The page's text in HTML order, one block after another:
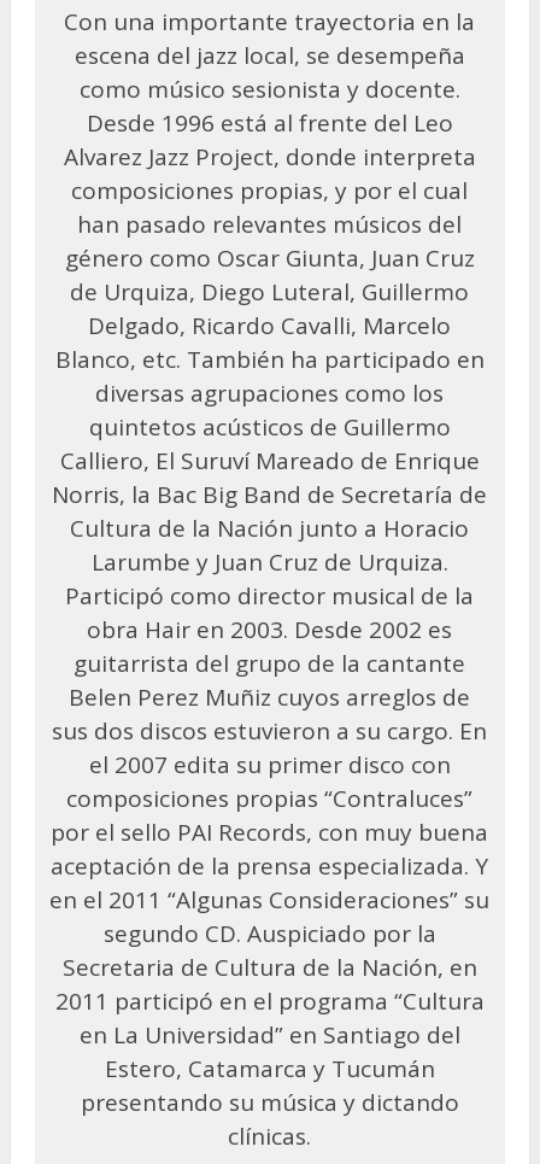
Con una importante trayectoria en la
escena del jazz local, se desempeña
como músico sesionista y docente.
Desde 1996 está al frente del Leo
Alvarez Jazz Project, donde interpreta
composiciones propias, y por el cual
han pasado relevantes músicos del
género como Oscar Giunta, Juan Cruz
de Urquiza, Diego Luteral, Guillermo
Delgado, Ricardo Cavalli, Marcelo
Blanco, etc. También ha participado en
diversas agrupaciones como los
quintetos acústicos de Guillermo
Calliero, El Suruví Mareado de Enrique
Norris, la Bac Big Band de Secretaría de
Cultura de la Nación junto a Horacio
Larumbe y Juan Cruz de Urquiza.
Participó como director musical de la
obra Hair en 2003. Desde 2002 es
guitarrista del grupo de la cantante
Belen Perez Muñiz cuyos arreglos de
sus dos discos estuvieron a su cargo. En
el 2007 edita su primer disco con
composiciones propias “Contraluces”
por el sello PAI Records, con muy buena
aceptación de la prensa especializada. Y
en el 2011 “Algunas Consideraciones” su
segundo CD. Auspiciado por la
Secretaria de Cultura de la Nación, en
2011 participó en el programa “Cultura
en La Universidad” en Santiago del
Estero, Catamarca y Tucumán
presentando su música y dictando
clínicas.